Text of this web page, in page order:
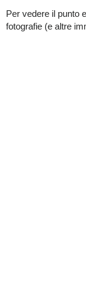
Per vedere il punto
fotografie (e altre